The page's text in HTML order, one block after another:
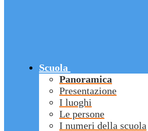
Scuola
Panoramica
Presentazione
I luoghi
Le persone
I numeri della scuola